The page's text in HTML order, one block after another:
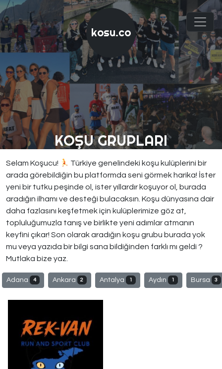
kosu.co
KOŞU GRUPLARI
Selam Koşucu!
Türkiye genelindeki koşu kulüplerini bir
arada görebildiğin bu platformda seni görmek harika! İster
yeni bir tutku peşinde ol, ister yıllardır koşuyor ol, burada
aradığın ilhamı ve desteği bulacaksın. Koşu dünyasına dair
daha fazlasını keşfetmek için kulüplerimize göz at,
topluluğumuzla tanış ve birlikte yeni adımlar atmanın
keyfini çıkar! Son olarak aradığın koşu grubu burada yok
mu veya yazıda bir bilgi sana bildiğinden farklı mı geldi ?
Mutlaka bize yaz.
Adana 4 Ankara 2 Antalya 1 Aydın 1 Bursa 3